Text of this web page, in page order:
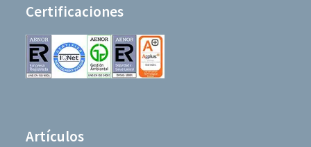
Certificaciones
Artículos